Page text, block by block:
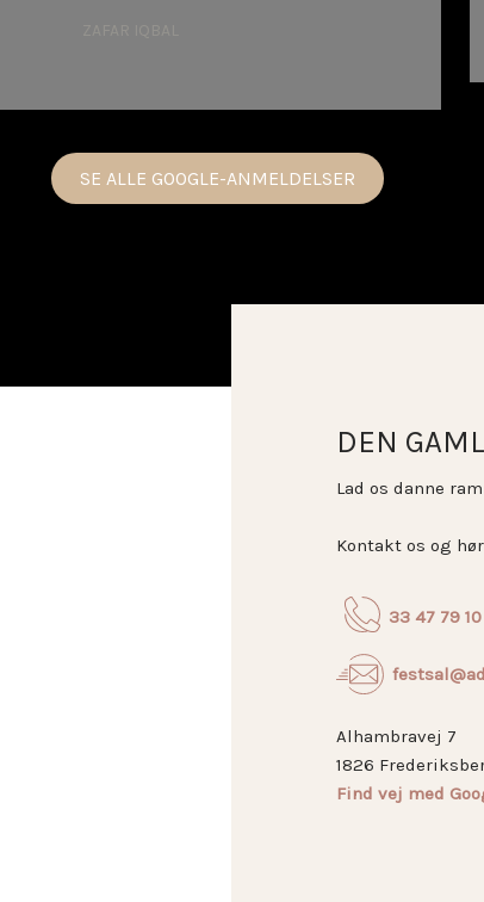
SE ALLE GOOGLE-ANMELDELSER​
DEN
Lad os danne
​Kontakt os og
33 47 79 10
Alhambravej 7
1826
Find vej med